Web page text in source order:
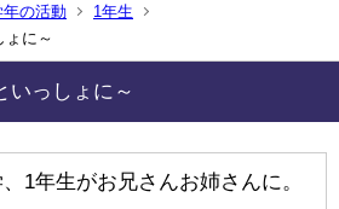
年の活動
1年生
ょに～
いっしょに～
1年生がお兄さんお姉さんに。